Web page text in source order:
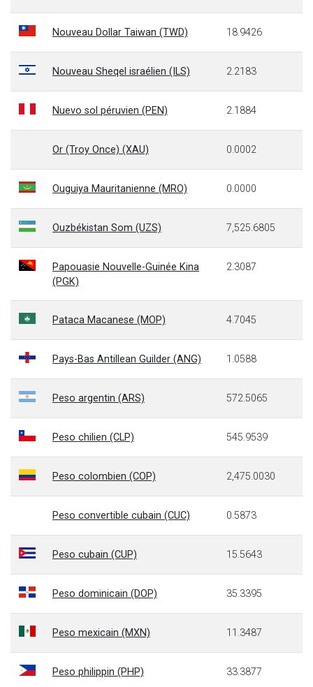
Nouveau Dollar Taiwan (TWD) 18.9426
Nouveau Sheqel israélien (ILS) 2.2183
Nuevo sol péruvien (PEN) 2.1884
Or (Troy Once) (XAU) 0.0002
Ouguiya Mauritanienne (MRO) 0.0000
Ouzbékistan Som (UZS) 7,525.6805
Papouasie Nouvelle-Guinée Kina
(PGK)
2.3087
Pataca Macanese (MOP) 4.7045
Pays-Bas Antillean Guilder (ANG) 1.0588
Peso argentin (ARS) 572.5065
Peso chilien (CLP) 545.9539
Peso colombien (COP) 2,475.0030
Peso convertible cubain (CUC) 0.5873
Peso cubain (CUP) 15.5643
Peso dominicain (DOP) 35.3395
Peso mexicain (MXN) 11.3487
Peso philippin (PHP) 33.3877